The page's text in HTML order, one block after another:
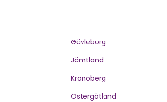
Gävleborg
Jämtland
Kronoberg
Östergötland